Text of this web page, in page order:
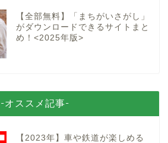
【全部無料】「まちがいさがし」
がダウンロードできるサイトまと
め！<2025年版>
-オススメ記事-
【2023年】車や鉄道が楽しめる